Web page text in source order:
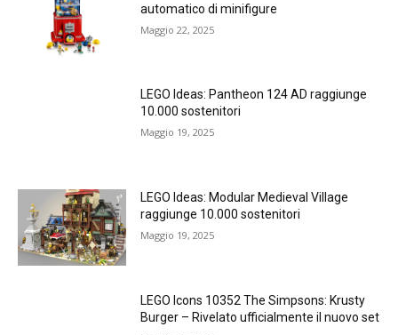
automatico di minifigure
Maggio 22, 2025
LEGO Ideas: Pantheon 124 AD raggiunge
10.000 sostenitori
Maggio 19, 2025
LEGO Ideas: Modular Medieval Village
raggiunge 10.000 sostenitori
Maggio 19, 2025
LEGO Icons 10352 The Simpsons: Krusty
Burger – Rivelato ufficialmente il nuovo set